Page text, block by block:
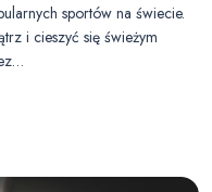
sportów na świecie.
i cieszyć się świeżym